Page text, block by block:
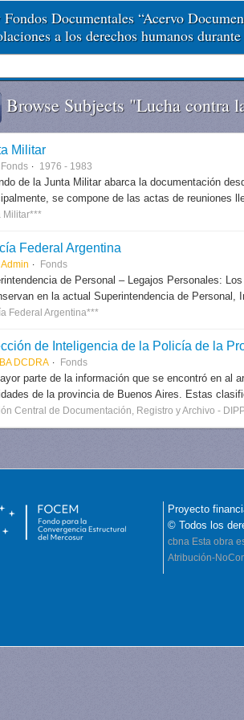
Documentales “Acervo
a los derechos humanos
Browse Subjects "Lucha contra
Militar
Fonds 1976 - 1983
de la Junta Militar abarca la documentación
se compone de las actas de reuniones
Militar***
Federal Argentina
Admin Fonds
de Personal – Legajos Personales:
en la actual Superintendencia de
Federal Argentina***
DCDRA Fonds
parte de la información que se encontró en al
de la provincia de Buenos Aires. Estas
Central de Documentación, Registro y Archivo -
Proyecto
© Todos los
cbna Esta obra
Atribución-